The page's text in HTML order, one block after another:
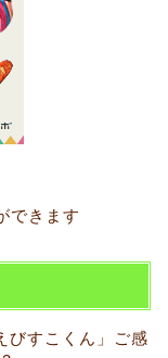
できます
びすこくん」ご感